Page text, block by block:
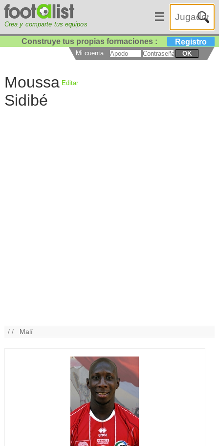
Crea y comparte tus equipos
☰
Construye tus propias formaciones : Registro
Mi cuenta OK
Moussa
Sidibé
Editar
/ / Malí